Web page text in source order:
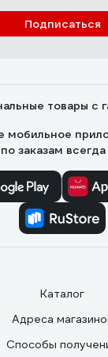
Подписаться
товары с
мобильное
заказам
Каталог
Адреса
Способы